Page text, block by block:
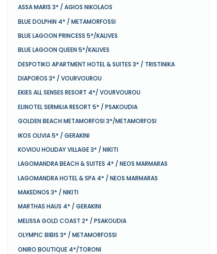
ASSA MARIS 3* / AGIOS NIKOLAOS
BLUE DOLPHIN 4* / METAMORFOSSI
BLUE LAGOON PRINCESS 5*/KALIVES
BLUE LAGOON QUEEN 5*/KALIVES
DESPOTIKO APARTMENT HOTEL & SUITES 3* / TRISTINIKA
DIAPOROS 3* / VOURVOUROU
EKIES ALL SENSES RESORT 4*/ VOURVOUROU
ELINOTEL SERMILIA RESORT 5* / PSAKOUDIA
GOLDEN BEACH METAMORFOSI 3*/METAMORFOSI
IKOS OLIVIA 5* / GERAKINI
KOVIOU HOLIDAY VILLAGE 3* / NIKITI
LAGOMANDRA BEACH & SUITES 4* / NEOS MARMARAS
LAGOMANDRA HOTEL & SPA 4* / NEOS MARMARAS
MAKEDNOS 3* / NIKITI
MARTHAS HAUS 4* / GERAKINI
MELISSA GOLD COAST 2* / PSAKOUDIA
OLYMPIC BIBIS 3* / METAMORFOSSI
ONIRO BOUTIQUE 4*/TORONI